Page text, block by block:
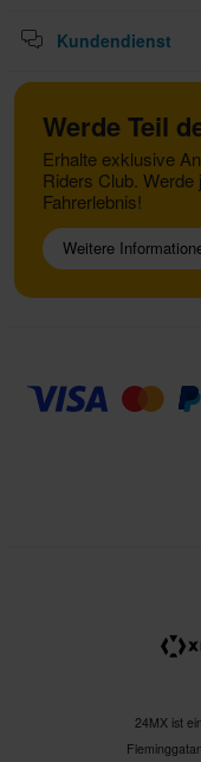
Kundendienst
Werde Teil
Erhalte exklusive
Riders Club.
Fahrerlebnis!
Weitere
24MX ist